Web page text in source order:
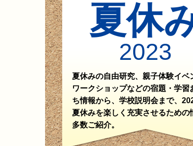
夏休
2023
夏休みの自由研究、親子体験イベ
ワークショップなどの宿題・学習
ち情報から、学校説明会まで、
夏休みを楽しく充実させるための
多数ご紹介。